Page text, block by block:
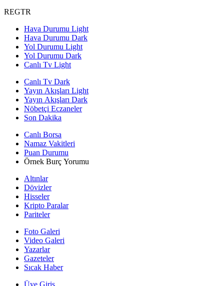
REGTR
Hava Durumu Light
Hava Durumu Dark
Yol Durumu Light
Yol Durumu Dark
Canlı Tv Light
Canlı Tv Dark
Yayın Akışları Light
Yayın Akışları Dark
Nöbetçi Eczaneler
Son Dakika
Canlı Borsa
Namaz Vakitleri
Puan Durumu
Örnek Burç Yorumu
Altınlar
Dövizler
Hisseler
Kripto Paralar
Pariteler
Foto Galeri
Video Galeri
Yazarlar
Gazeteler
Sıcak Haber
Üye Giriş